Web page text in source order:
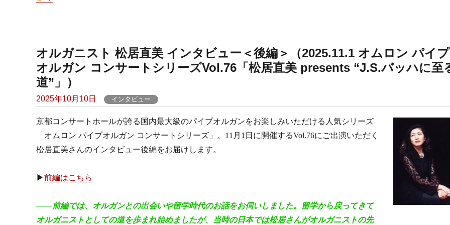
オルガニスト 松居直美 インタビュー＜後編＞（2025.11.1 オムロン パイプ
オルガン コンサートシリーズVol.76「松居直美 presents “J.S.バッハに至
道”」）
Posted
2025年10月10日 インタビュー
京都コンサートホールが誇る国内最大級のパイプオルガンをお楽しみいただける人気シリーズ
「オムロン パイプオルガン コンサートシリーズ」。11月1日に開催するVol.76にご出演いただく
松居直美さんのインタビュー後編をお届けします。
▶前編はこちら
――前編では、オルガンとの出会いや留学時代のお話をお伺いしました。留学から戻ってきて
オルガニストとしての道を歩まれ始めましたが、当時の日本では松居さんがオルガニストの先